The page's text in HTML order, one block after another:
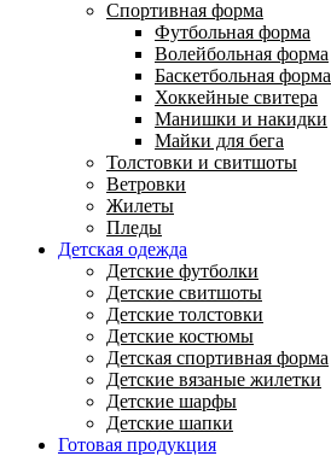
Спортивная форма
Футбольная форма
Волейбольная форма
Баскетбольная форма
Хоккейные свитера
Манишки и накидки
Майки для бега
Толстовки и свитшоты
Ветровки
Жилеты
Пледы
Детская одежда
Детские футболки
Детские свитшоты
Детские толстовки
Детские костюмы
Детская спортивная форма
Детские вязаные жилетки
Детские шарфы
Детские шапки
Готовая продукция